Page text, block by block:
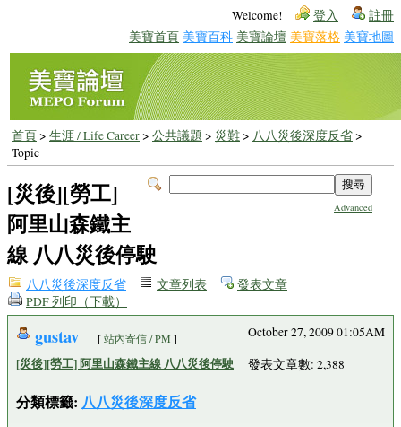
Welcome! 登入 註冊
美寶首頁 美寶百科 美寶論壇 美寶落格 美寶地圖
首頁> 生涯 / Life Career> 公共議題 > 災難> 八八災後深度反省>
Topic
Advanced
[災後][勞工]
阿里山森鐵主
線 八八災後停駛
八八災後深度反省 文章列表
發表文章
PDF 列印（下載）
gustav [站內寄信 / PM ]
[災後][勞工] 阿里山森鐵主線 八八災後停駛
分類標籤: 八八災後深度反省
October 27, 2009 01:05AM
發表文章數: 2,388